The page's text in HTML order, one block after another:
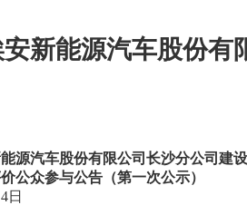
新能源汽车股份有
源汽车股份有限公司长沙分公司建
公众参与公告（第一次公示）
日